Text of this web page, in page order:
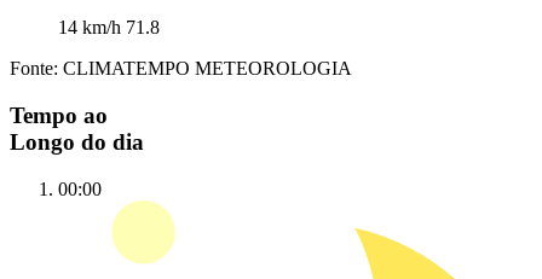
14 km/h 71.8
Fonte: CLIMATEMPO METEOROLOGIA
Tempo ao
Longo do dia
00:00